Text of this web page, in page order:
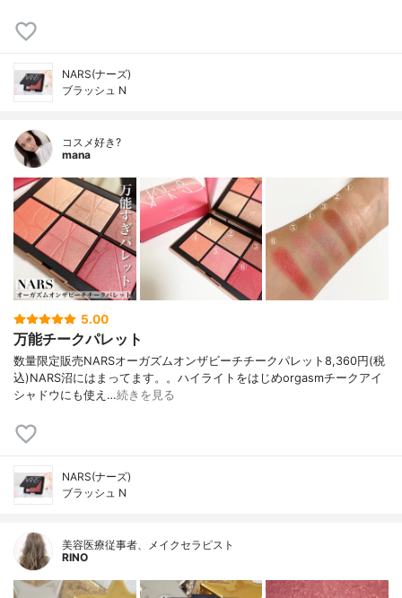
NARS(ナーズ)
ブラッシュ N
コスメ好き?
mana
5.00
万能チークパレット
数量限定販売NARSオーガズムオンザビーチチークパレット8,360円(税
込)NARS沼にはまってます。。ハイライトをはじめorgasmチークアイ
シャドウにも使え…続きを見る
NARS(ナーズ)
ブラッシュ N
美容医療従事者、メイクセラピスト
RINO